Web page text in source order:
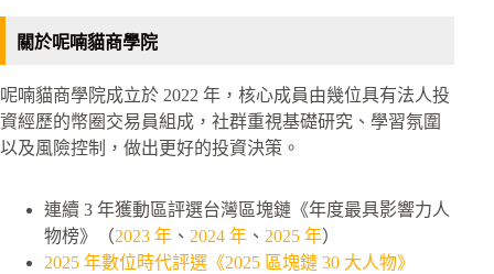
關於呢喃貓商學院
呢喃貓商學院成立於 2022 年，核心成員由幾位具有法人投
資經歷的幣圈交易員組成，社群重視基礎研究、學習氛圍
以及風險控制，做出更好的投資決策。
連續 3 年獲動區評選台灣區塊鏈《年度最具影響力人
物榜》（2023 年 、 2024 年 、 2025 年）
2025 年數位時代評選《2025 區塊鏈 30 大人物》